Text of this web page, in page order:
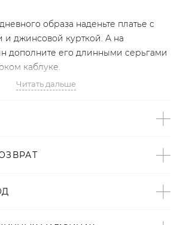
образа наденьте платье с
джинсовой курткой. А на
дополните его длинными серьгами
каблуке.
24/7;
Читать дальше